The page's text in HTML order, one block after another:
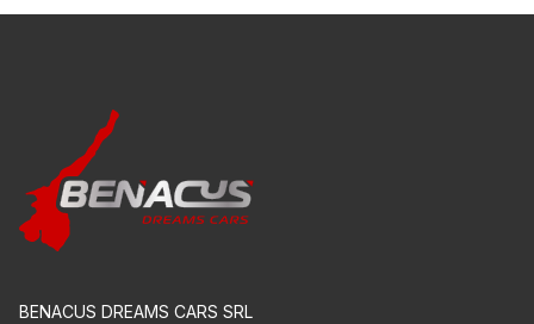
BENACUS DREAMS CARS SRL